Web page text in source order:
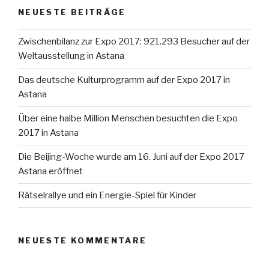
NEUESTE BEITRÄGE
Zwischenbilanz zur Expo 2017: 921.293 Besucher auf der
Weltausstellung in Astana
Das deutsche Kulturprogramm auf der Expo 2017 in
Astana
Über eine halbe Million Menschen besuchten die Expo
2017 in Astana
Die Beijing-Woche wurde am 16. Juni auf der Expo 2017
Astana eröffnet
Rätselrallye und ein Energie-Spiel für Kinder
NEUESTE KOMMENTARE